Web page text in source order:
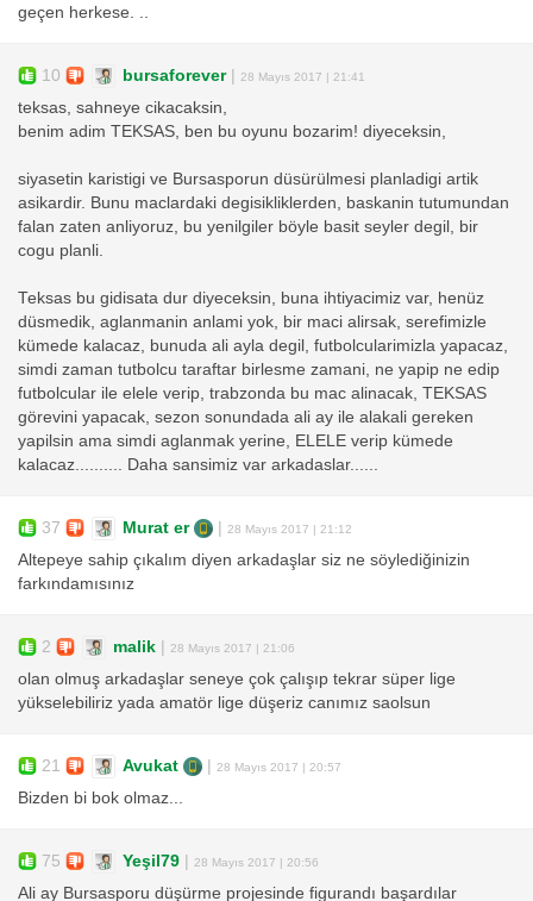
geçen herkese. ..
10 bursaforever| 28 Mayıs 2017 | 21:41
teksas, sahneye cikacaksin,
benim adim TEKSAS, ben bu oyunu bozarim! diyeceksin,
siyasetin karistigi ve Bursasporun düsürülmesi planladigi artik
asikardir. Bunu maclardaki degisikliklerden, baskanin tutumundan
falan zaten anliyoruz, bu yenilgiler böyle basit seyler degil, bir
cogu planli.
Teksas bu gidisata dur diyeceksin, buna ihtiyacimiz var, henüz
düsmedik, aglanmanin anlami yok, bir maci alirsak, serefimizle
kümede kalacaz, bunuda ali ayla degil, futbolcularimizla yapacaz,
simdi zaman tutbolcu taraftar birlesme zamani, ne yapip ne edip
futbolcular ile elele verip, trabzonda bu mac alinacak, TEKSAS
görevini yapacak, sezon sonundada ali ay ile alakali gereken
yapilsin ama simdi aglanmak yerine, ELELE verip kümede
kalacaz.......... Daha sansimiz var arkadaslar......
37 Murat er 28 Mayıs 2017 | 21:12
Altepeye sahip çıkalım diyen arkadaşlar siz ne söylediğinizin
farkındamısınız
2 malik 28 Mayıs 2017 | 21:06
olan olmuş arkadaşlar seneye çok çalışıp tekrar süper lige
yükselebiliriz yada amatör lige düşeriz canımız saolsun
21 Avukat 28 Mayıs 2017 | 20:57
Bizden bi bok olmaz...
75 Yeşil79 28 Mayıs 2017 | 20:56
Ali ay Bursasporu düşürme projesinde figurandı başardılar